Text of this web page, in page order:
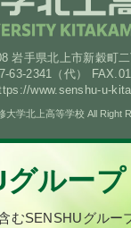
岩手県北上市新穀町
63-2341（代）
www.senshu-u-
大学北上高等学校 All Right
グループ
むSENSHUグルー